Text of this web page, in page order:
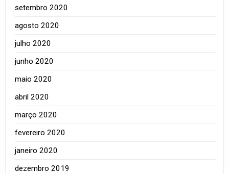
setembro 2020
agosto 2020
julho 2020
junho 2020
maio 2020
abril 2020
março 2020
fevereiro 2020
janeiro 2020
dezembro 2019